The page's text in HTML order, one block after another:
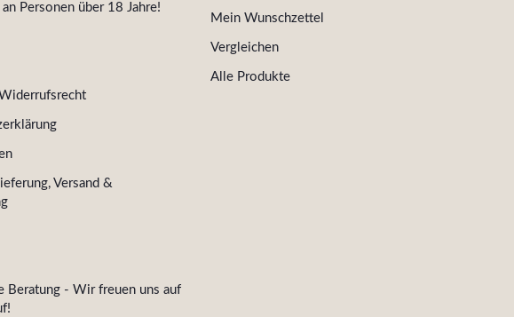
Personen über 18 Jahre!
Versand &
Beratung - Wir freuen uns auf
Mein Wunschzettel
Vergleichen
Alle Produkte